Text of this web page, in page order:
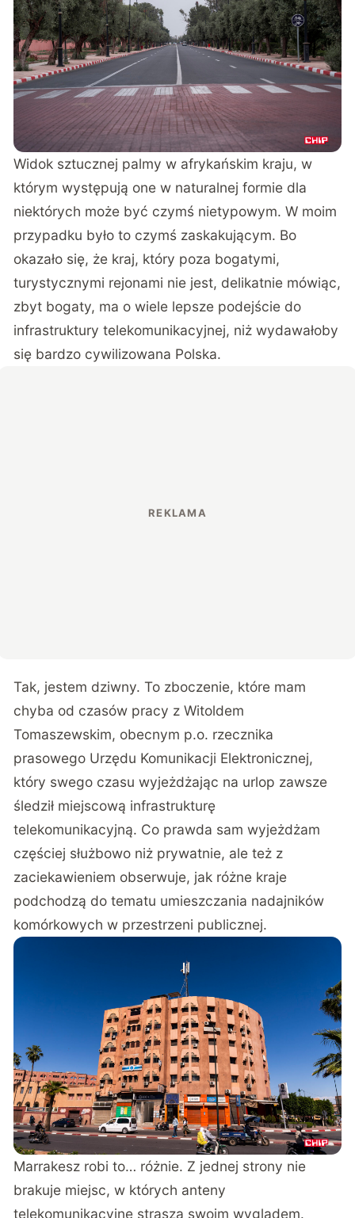
Widok sztucznej palmy w afrykańskim kraju, w
którym występują one w naturalnej formie dla
niektórych może być czymś nietypowym. W moim
przypadku było to czymś zaskakującym. Bo
okazało się, że kraj, który poza bogatymi,
turystycznymi rejonami nie jest, delikatnie mówiąc,
zbyt bogaty, ma o wiele lepsze podejście do
infrastruktury telekomunikacyjnej, niż wydawałoby
się bardzo cywilizowana Polska.
Tak, jestem dziwny. To zboczenie, które mam
chyba od czasów pracy z Witoldem
Tomaszewskim, obecnym p.o. rzecznika
prasowego Urzędu Komunikacji Elektronicznej,
który swego czasu wyjeżdżając na urlop zawsze
śledził miejscową infrastrukturę
telekomunikacyjną. Co prawda sam wyjeżdżam
częściej służbowo niż prywatnie, ale też z
zaciekawieniem obserwuje, jak różne kraje
podchodzą do tematu umieszczania nadajników
komórkowych w przestrzeni publicznej.
Marrakesz robi to… różnie. Z jednej strony nie
brakuje miejsc, w których anteny
telekomunikacyjne straszą swoim wyglądem.